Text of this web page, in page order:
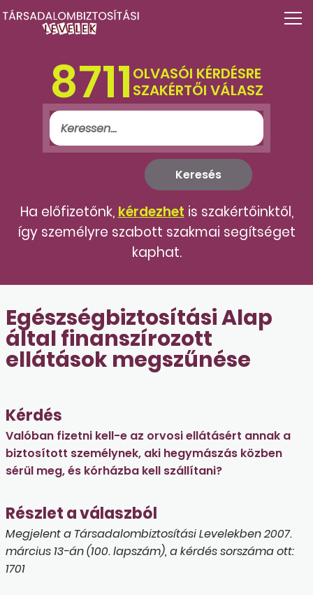
8711 OLVASÓI KÉRDÉSRE
SZAKÉRTŐI VÁLASZ
Ha előfizetőnk, kérdezhet is szakértőinktől,
így személyre szabott szakmai segítséget
kaphat.
Egészségbiztosítási Alap
által finanszírozott
ellátások megszűnése
Kérdés
Valóban fizetni kell-e az orvosi ellátásért annak a
biztosított személynek, aki hegymászás közben
sérül meg, és kórházba kell szállítani?
Részlet a válaszból
Megjelent a Társadalombiztosítási Levelekben 2007.
március 13-án (100. lapszám), a kérdés sorszáma ott:
1701